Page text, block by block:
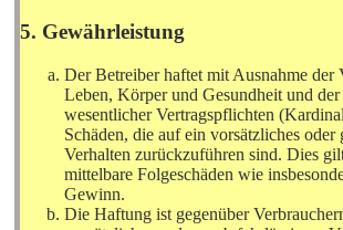
5. Gewährleistung
Der Betreiber haftet mit Ausnahme der
Leben, Körper und Gesundheit und
wesentlicher Vertragspflichten
Schäden, die auf ein vorsätzliches oder
Verhalten zurückzuführen sind. Dies
mittelbare Folgeschäden wie
Gewinn.
Die Haftung ist gegenüber